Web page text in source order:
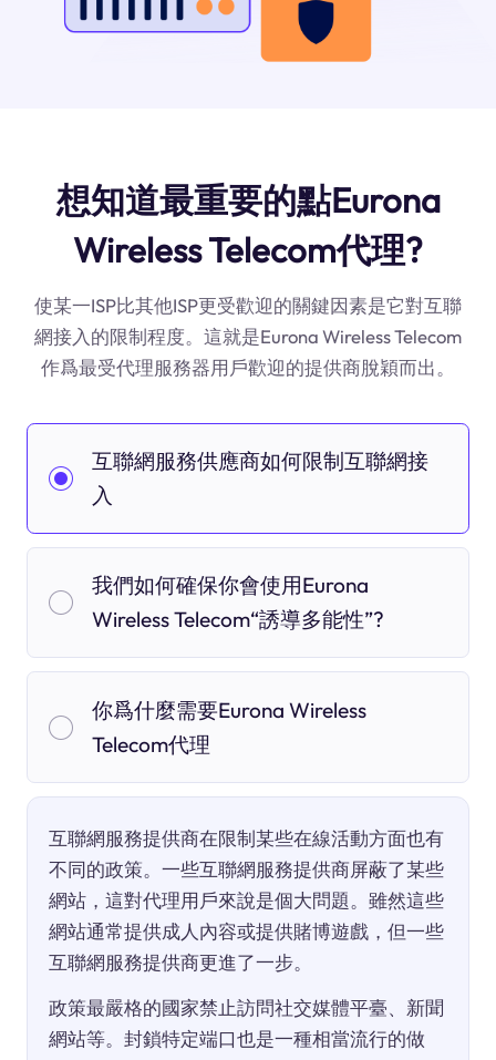
想知道最重要的點Eurona
Wireless Telecom代理?
使某一ISP比其他ISP更受歡迎的關鍵因素是它對互聯
網接入的限制程度。這就是Eurona Wireless Telecom
作爲最受代理服務器用戶歡迎的提供商脫穎而出。
互聯網服務供應商如何限制互聯網接
入
我們如何確保你會使用Eurona
Wireless Telecom“誘導多能性”?
你爲什麼需要Eurona Wireless
Telecom代理
互聯網服務提供商在限制某些在線活動方面也有
不同的政策。一些互聯網服務提供商屏蔽了某些
網站，這對代理用戶來說是個大問題。雖然這些
網站通常提供成人內容或提供賭博遊戲，但一些
互聯網服務提供商更進了一步。
政策最嚴格的國家禁止訪問社交媒體平臺、新聞
網站等。封鎖特定端口也是一種相當流行的做